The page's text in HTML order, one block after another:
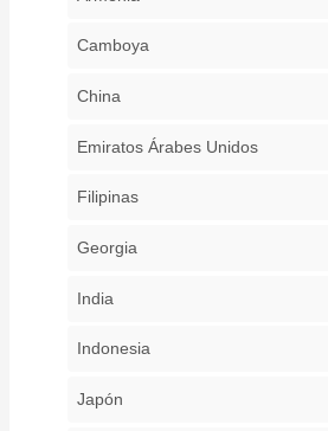
Camboya
China
Emiratos Árabes Unidos
Filipinas
Georgia
India
Indonesia
Japón